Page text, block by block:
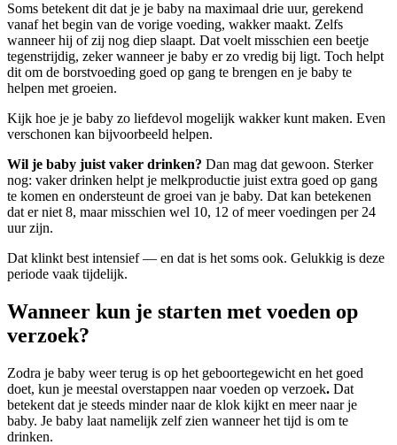
Soms betekent dit dat je je baby na maximaal drie uur, gerekend
vanaf het begin van de vorige voeding, wakker maakt. Zelfs
wanneer hij of zij nog diep slaapt. Dat voelt misschien een beetje
tegenstrijdig, zeker wanneer je baby er zo vredig bij ligt. Toch helpt
dit om de borstvoeding goed op gang te brengen en je baby te
helpen met groeien.
Kijk hoe je je baby zo liefdevol mogelijk wakker kunt maken. Even
verschonen kan bijvoorbeeld helpen.
Wil je baby juist vaker drinken? Dan mag dat gewoon. Sterker
nog: vaker drinken helpt je melkproductie juist extra goed op gang
te komen en ondersteunt de groei van je baby. Dat kan betekenen
dat er niet 8, maar misschien wel 10, 12 of meer voedingen per 24
uur zijn.
Dat klinkt best intensief — en dat is het soms ook. Gelukkig is deze
periode vaak tijdelijk.
Wanneer kun je starten met voeden op
verzoek?
Zodra je baby weer terug is op het geboortegewicht en het goed
doet, kun je meestal overstappen naar voeden op verzoek. Dat
betekent dat je steeds minder naar de klok kijkt en meer naar je
baby. Je baby laat namelijk zelf zien wanneer het tijd is om te
drinken.